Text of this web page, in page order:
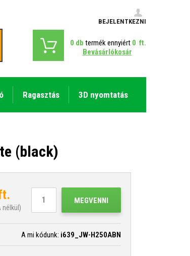
BEJELENTKEZNI
0 db termék ennyiért 0 ft.
Bevásárlókosár
Ragasztás 3D nyomtatás
(black)
nélkül)
MEGVENNI
A mi kódunk: i639_JW-H250ABN